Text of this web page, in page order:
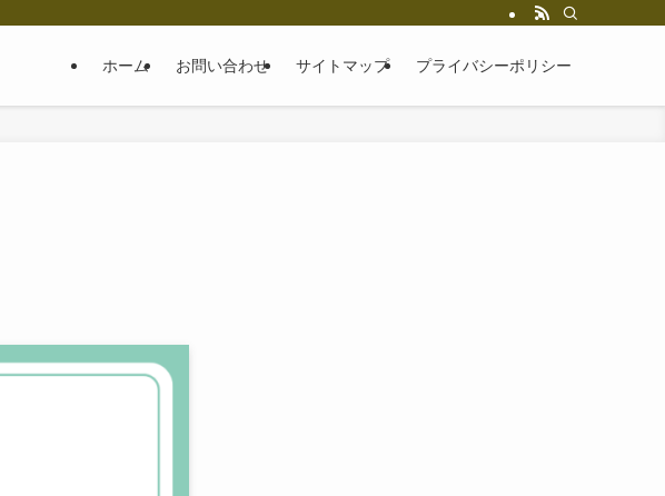
ホーム お問い合わせ サイトマップ プライバシーポリシー